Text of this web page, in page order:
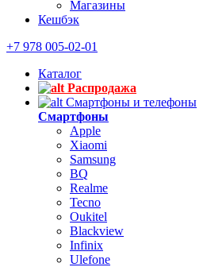
Магазины
Кешбэк
+7 978 005-02-01
Каталог
Распродажа
Смартфоны и телефоны
Смартфоны
Apple
Xiaomi
Samsung
BQ
Realme
Tecno
Oukitel
Blackview
Infinix
Ulefone